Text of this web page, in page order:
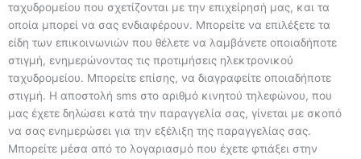
ταχυδρομείου που σχετίζονται με την επιχείρησή μας, και τα
οποία μπορεί να σας ενδιαφέρουν. Μπορείτε να επιλέξετε τα
είδη των επικοινωνιών που θέλετε να λαμβάνετε οποιαδήποτε
στιγμή, ενημερώνοντας τις προτιμήσεις ηλεκτρονικού
ταχυδρομείου. Μπορείτε επίσης, να διαγραφείτε οποιαδήποτε
στιγμή. Η αποστολή sms στο αριθμό κινητού τηλεφώνου, που
μας έχετε δηλώσει κατά την παραγγελία σας, γίνεται με σκοπό
να σας ενημερώσει για την εξέλιξη της παραγγελίας σας.
Μπορείτε μέσα από το λογαριασμό που έχετε φτιάξει στην